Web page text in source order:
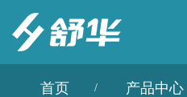
首页 产品中心